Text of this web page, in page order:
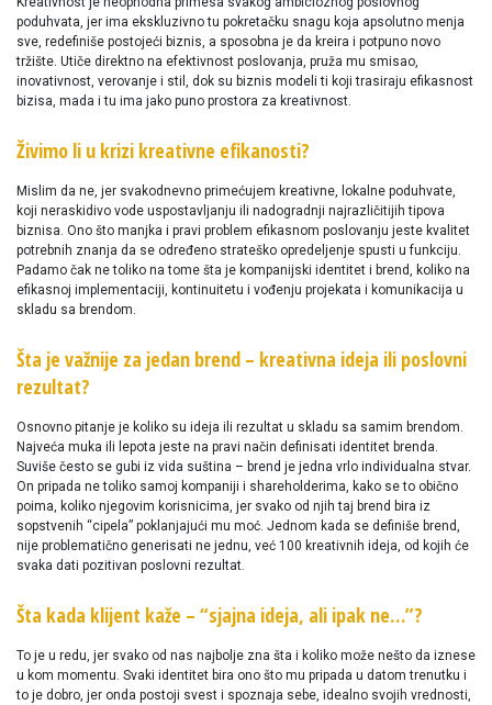
poduhvata, jer ima ekskluzivno tu pokretačku snagu koja apsolutno menja
sve, redefiniše postojeći biznis, a sposobna je da kreira i potpuno novo
tržište. Utiče direktno na efektivnost poslovanja, pruža mu smisao,
inovativnost, verovanje i stil, dok su biznis modeli ti koji trasiraju efikasnost
bizisa, mada i tu ima jako puno prostora za kreativnost.
Živimo li u krizi kreativne efikanosti?
Mislim da ne, jer svakodnevno primećujem kreativne, lokalne poduhvate,
koji neraskidivo vode uspostavljanju ili nadogradnji najrazličitijih tipova
biznisa. Ono što manjka i pravi problem efikasnom poslovanju jeste kvalitet
potrebnih znanja da se određeno strateško opredeljenje spusti u funkciju.
Padamo čak ne toliko na tome šta je kompanijski identitet i brend, koliko na
efikasnoj implementaciji, kontinuitetu i vođenju projekata i komunikacija u
skladu sa brendom.
Šta je važnije za jedan brend – kreativna ideja ili poslovni
rezultat?
Osnovno pitanje je koliko su ideja ili rezultat u skladu sa samim brendom.
Najveća muka ili lepota jeste na pravi način definisati identitet brenda.
Suviše često se gubi iz vida suština – brend je jedna vrlo individualna stvar.
On pripada ne toliko samoj kompaniji i shareholderima, kako se to obično
poima, koliko njegovim korisnicima, jer svako od njih taj brend bira iz
sopstvenih “cipela” poklanjajući mu moć. Jednom kada se definiše brend,
nije problematično generisati ne jednu, već 100 kreativnih ideja, od kojih će
svaka dati pozitivan poslovni rezultat.
Šta kada klijent kaže – “sjajna ideja, ali ipak ne…”?
To je u redu, jer svako od nas najbolje zna šta i koliko može nešto da iznese
u kom momentu. Svaki identitet bira ono što mu pripada u datom trenutku i
to je dobro, jer onda postoji svest i spoznaja sebe, idealno svojih vrednosti,